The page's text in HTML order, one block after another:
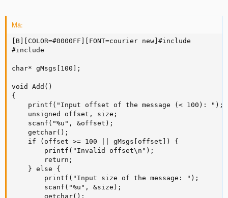
Mã:
[B][COLOR=#0000FF][FONT=courier new]#include
#include
char* gMsgs[100];
void Add()
{
    printf("Input offset of the message (< 100): ");
    unsigned offset, size;
    scanf("%u", &offset);
    getchar();
    if (offset >= 100 || gMsgs[offset]) {
        printf("Invalid offset\n");
        return;
    } else {
        printf("Input size of the message: ");
        scanf("%u", &size);
        getchar();